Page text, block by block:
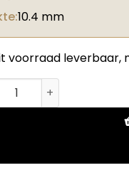
10.4 mm
voorraad leverbaar,
Multiplex WBP 2-